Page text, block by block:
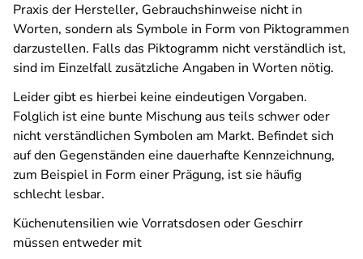
Praxis der Hersteller, Gebrauchshinweise nicht in
Worten, sondern als Symbole in Form von Piktogrammen
darzustellen. Falls das Piktogramm nicht verständlich ist,
sind im Einzelfall zusätzliche Angaben in Worten nötig.
Leider gibt es hierbei keine eindeutigen Vorgaben.
Folglich ist eine bunte Mischung aus teils schwer oder
nicht verständlichen Symbolen am Markt. Befindet sich
auf den Gegenständen eine dauerhafte Kennzeichnung,
zum Beispiel in Form einer Prägung, ist sie häufig
schlecht lesbar.
Küchenutensilien wie Vorratsdosen oder Geschirr
müssen entweder mit